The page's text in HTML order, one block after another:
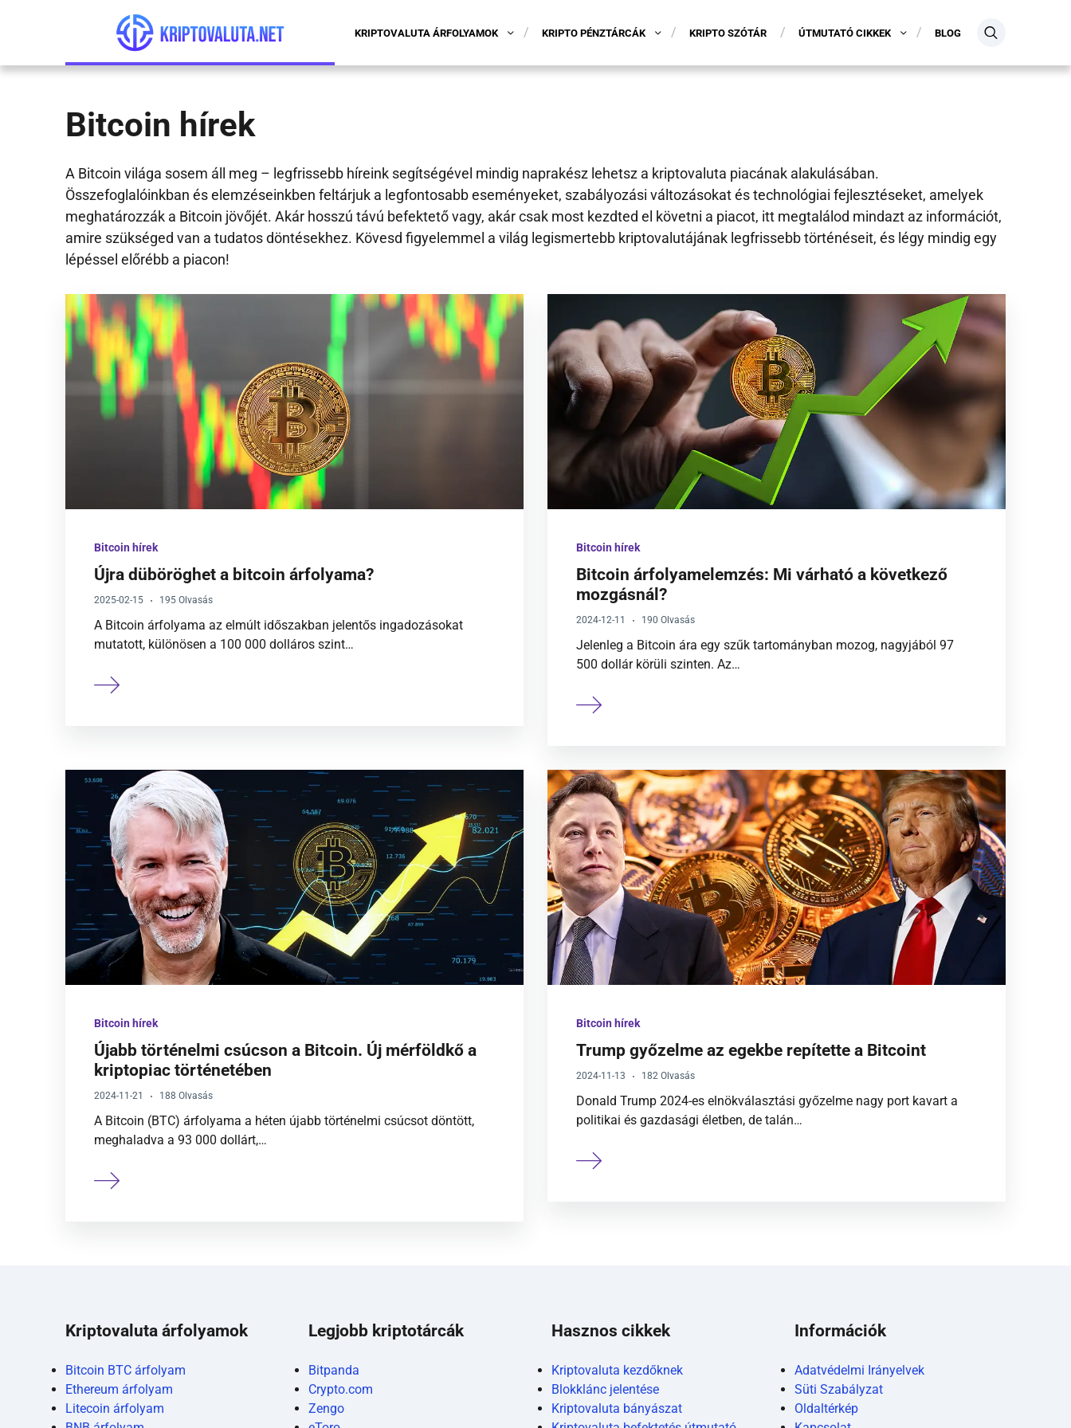
KRIPTOVALUTA ÁRFOLYAMOK KRIPTO PÉNZTÁRCÁK KRIPTO SZÓTÁR ÚTMUTATÓ CIKKEK BLOG
Bitcoin hírek
A Bitcoin világa sosem áll meg – legfrissebb híreink segítségével mindig naprakész lehetsz a kriptovaluta piacának alakulásában.
Összefoglalóinkban és elemzéseinkben feltárjuk a legfontosabb eseményeket, szabályozási változásokat és technológiai fejlesztéseket, amelyek
meghatározzák a Bitcoin jövőjét. Akár hosszú távú befektető vagy, akár csak most kezdted el követni a piacot, itt megtalálod mindazt az információt,
amire szükséged van a tudatos döntésekhez. Kövesd figyelemmel a világ legismertebb kriptovalutájának legfrissebb történéseit, és légy mindig egy
lépéssel előrébb a piacon!
Bitcoin hírek
Újra düböröghet a bitcoin árfolyama?
2025-02-15 195 Olvasás
A Bitcoin árfolyama az elmúlt időszakban jelentős ingadozásokat
mutatott, különösen a 100 000 dolláros szint…
Bitcoin hírek
Bitcoin árfolyamelemzés: Mi várható a következő
mozgásnál?
2024-12-11 190 Olvasás
Jelenleg a Bitcoin ára egy szűk tartományban mozog, nagyjából 97
500 dollár körüli szinten. Az…
Bitcoin hírek
Újabb történelmi csúcson a Bitcoin. Új mérföldkő a
kriptopiac történetében
2024-11-21 188 Olvasás
A Bitcoin (BTC) árfolyama a héten újabb történelmi csúcsot döntött,
meghaladva a 93 000 dollárt,…
Bitcoin hírek
Trump győzelme az egekbe repítette a Bitcoint
2024-11-13 182 Olvasás
Donald Trump 2024-es elnökválasztási győzelme nagy port kavart a
politikai és gazdasági életben, de talán…
Kriptovaluta árfolyamok
Bitcoin BTC árfolyam
Ethereum árfolyam
Litecoin árfolyam
Legjobb kriptotárcák
Bitpanda
Crypto.com
Zengo
Hasznos cikkek
Kriptovaluta kezdőknek
Blokklánc jelentése
Kriptovaluta bányászat
Információk
Adatvédelmi Irányelvek
Süti Szabályzat
Oldaltérkép
Összes kriptovaluta árfolyam
BNB árfolyam
Ethereum árfolyam
Litecoin árfolyam
XRP árfolyam
Bitpanda
Kriptovaluta kezdőknek útmutató
Kriptovaluta befektetés
Kripto adózás
Hogyan védd magad a kripto csalóktól?
Hogyan működik a kriptovaluta bányászat?
Kriptovaluta jelentése
Blokklánc jelentése
Portfólió jelentése